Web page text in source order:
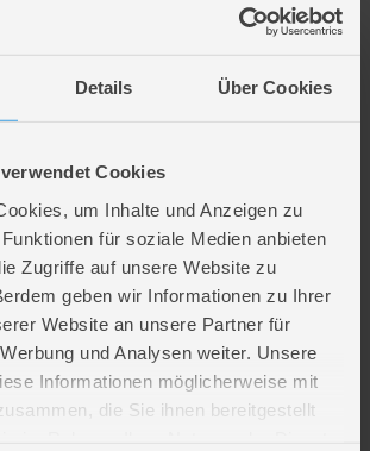
Details Über Cookies
Cookies
um Inhalte und Anzeigen zu
für soziale Medien anbieten
Zugriffe auf unsere Website zu
geben wir Informationen zu Ihrer
Website an unsere Partner für
und Analysen weiter. Unsere
Informationen möglicherweise mit
die Sie ihnen bereitgestellt
Paillelten-Elementen von Simba, den
Fisch-Bild. Es sind 700 Sequins enthalten - der
die Sequins präzise aufzunehmen und auf der
geht das Basteln leicht von der Hand - die Vorlage
Kreativität und Konzentration